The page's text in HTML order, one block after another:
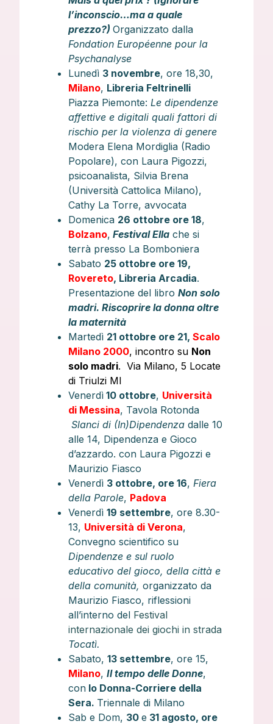
l’inconscio…ma a quale
prezzo?)Organizzato dalla
Fondation Européenne pour la
Psychanalyse
Lunedì 3 novembre, ore 18,30,
Milano, Libreria Feltrinelli
Piazza Piemonte:Le dipendenze
affettive e digitali quali fattori di
rischio per la violenza di genere
Modera Elena Mordiglia (Radio
Popolare), con Laura Pigozzi,
psicoanalista, Silvia Brena
(Università Cattolica Milano),
Cathy La Torre, avvocata
Domenica 26 ottobre ore 18,
Bolzano, Festival Ella che si
terrà presso La Bomboniera
Sabato 25 ottobre ore 19,
Rovereto, Libreria Arcadia.
Presentazione del libroNon solo
madri. Riscoprire la donna oltre
la maternità
Martedì 21 ottobre ore 21,Scalo
Milano 2000, incontro su Non
solo madri. Via Milano, 5 Locate
di Triulzi MI
Venerdì 10 ottobre, Università
di Messina, Tavola Rotonda
Slanci di (In)Dipendenzadalle 10
alle 14, Dipendenza e Gioco
d’azzardo. con Laura Pigozzi e
Maurizio Fiasco
Venerdì 3 ottobre, ore 16,Fiera
della Parole, Padova
Venerdì19 settembre, ore 8.30-
13, Università di Verona,
Convegno scientifico su
Dipendenze e sul ruolo
educativo del gioco, della città e
della comunità,organizzato da
Maurizio Fiasco, riflessioni
all’interno del Festival
internazionale dei giochi in strada
Tocatì.
Sabato,13 settembre, ore 15,
Milano,Il tempo delle Donne,
con Io Donna-Corriere della
Sera. Triennale di Milano
Sab e Dom, 30e 31 agosto, ore